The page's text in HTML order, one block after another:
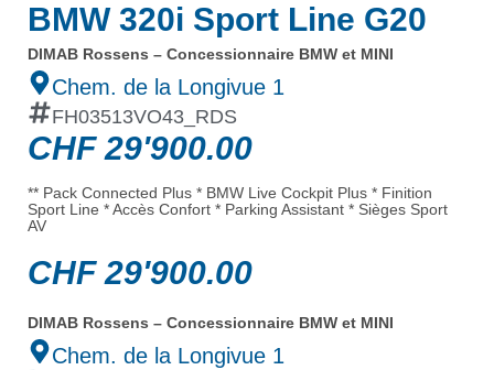
BMW 320i Sport Line G20
DIMAB Rossens – Concessionnaire BMW et MINI
Chem. de la Longivue 1
FH03513VO43_RDS
CHF29'900.00
** Pack Connected Plus * BMW Live Cockpit Plus * Finition
Sport Line * Accès Confort * Parking Assistant * Sièges Sport
AV
CHF29'900.00
DIMAB Rossens – Concessionnaire BMW et MINI
Chem. de la Longivue 1